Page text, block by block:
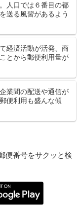
人口では６番目の都
送る風習があるよう
経済活動が活発、商
とから郵便利用量が
業間の配送や通信が
便利用も盛んな傾
便番号をサクッと検